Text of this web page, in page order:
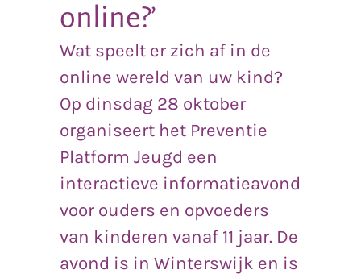
online?’
Wat speelt er zich af in de
online wereld van uw kind?
Op dinsdag 28 oktober
organiseert het Preventie
Platform Jeugd een
interactieve informatieavond
voor ouders en opvoeders
van kinderen vanaf 11 jaar. De
avond is in Winterswijk en is